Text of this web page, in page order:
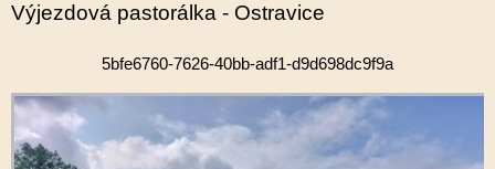
Výjezdová pastorálka - Ostravice
5bfe6760-7626-40bb-adf1-d9d698dc9f9a